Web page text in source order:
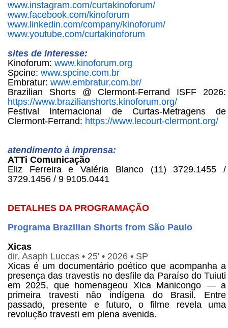
www.instagram.com/curtakinoforum/
www.facebook.com/kinoforum
www.linkedin.com/company/kinoforum/
www.youtube.com/curtakinoforum
sites de interesse:
Kinoforum: www.kinoforum.org
Spcine: www.spcine.com.br
Embratur: www.embratur.com.br/
Brazilian Shorts @ Clermont-Ferrand ISFF 2026:
https://www.brazilianshorts.kinoforum.org/
Festival Internacional de Curtas-Metragens de
Clermont-Ferrand: https://www.lecourt-clermont.org/
atendimento à imprensa:
ATTi Comunicação
Eliz Ferreira e Valéria Blanco (11) 3729.1455 /
3729.1456 / 9 9105.0441
DETALHES DA PROGRAMAÇÃO
Programa Brazilian Shorts from São Paulo
Xicas
dir. Asaph Luccas • 25' • 2026 • SP
Xicas é um documentário poético que acompanha a
presença das travestis no desfile da Paraíso do Tuiuti
em 2025, que homenageou Xica Manicongo — a
primeira travesti não indígena do Brasil. Entre
passado, presente e futuro, o filme revela uma
revolução travesti em plena avenida.